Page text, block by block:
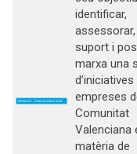
identificar,
suport i
marxa una
empreses
Comunitat
Valenciana
matèria de